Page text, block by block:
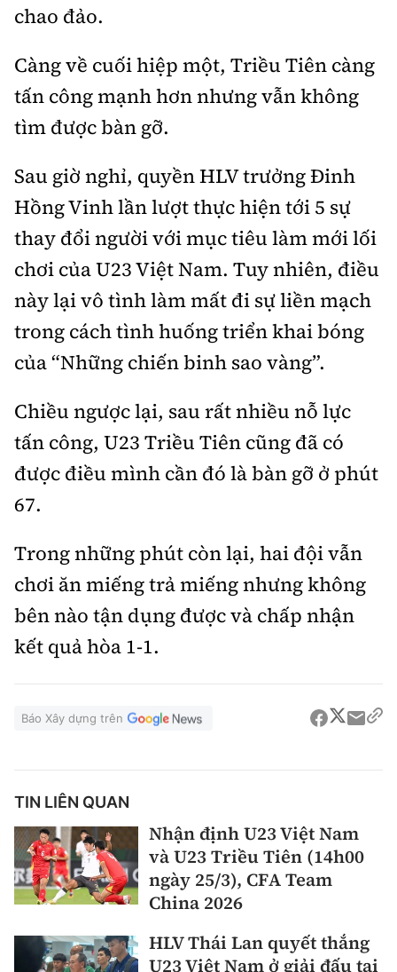
chao đảo.
Càng về cuối hiệp một, Triều Tiên càng
tấn công mạnh hơn nhưng vẫn không
tìm được bàn gỡ.
Sau giờ nghỉ, quyền HLV trưởng Đinh
Hồng Vinh lần lượt thực hiện tới 5 sự
thay đổi người với mục tiêu làm mới lối
chơi của U23 Việt Nam. Tuy nhiên, điều
này lại vô tình làm mất đi sự liền mạch
trong cách tình huống triển khai bóng
của “Những chiến binh sao vàng”.
Chiều ngược lại, sau rất nhiều nỗ lực
tấn công, U23 Triều Tiên cũng đã có
được điều mình cần đó là bàn gỡ ở phút
67.
Trong những phút còn lại, hai đội vẫn
chơi ăn miếng trả miếng nhưng không
bên nào tận dụng được và chấp nhận
kết quả hòa 1-1.
Báo Xây dựng trên
TIN LIÊN QUAN
Nhận định U23 Việt Nam
và U23 Triều Tiên (14h00
ngày 25/3), CFA Team
China 2026
HLV Thái Lan quyết thắng
U23 Việt Nam ở giải đấu tại